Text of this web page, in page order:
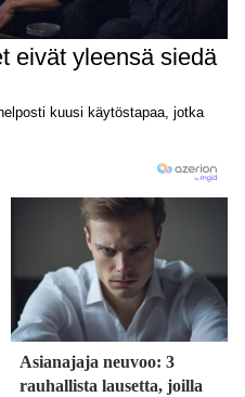
Asianajaja neuvoo: 3
rauhallista lausetta, joilla